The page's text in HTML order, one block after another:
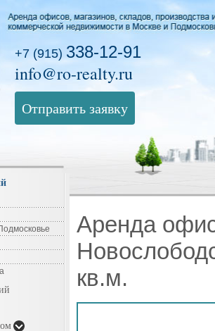
+7 (915) 338-12-91
info@ro-realty.ru
Отправить заявку
Аренда
кв.м.